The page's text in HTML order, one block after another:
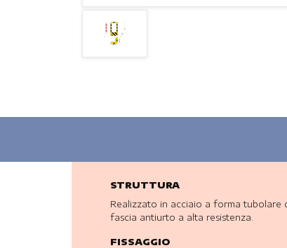
STRUTTURA
Realizzato in acciaio a forma tubolare
fascia antiurto a alta resistenza.
FISSAGGIO